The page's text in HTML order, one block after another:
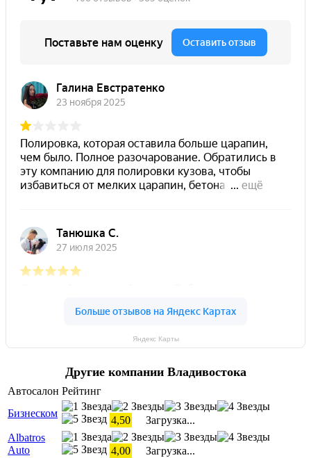
Яндекс Карты
Другие компании Владивостока
Автосалон Рейтинг
Бизнеском
4,50
Загрузка...
Albatros
Auto
4,00
Загрузка...